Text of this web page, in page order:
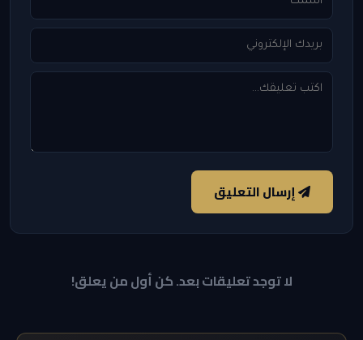
إرسال التعليق
لا توجد تعليقات بعد. كن أول من يعلق!